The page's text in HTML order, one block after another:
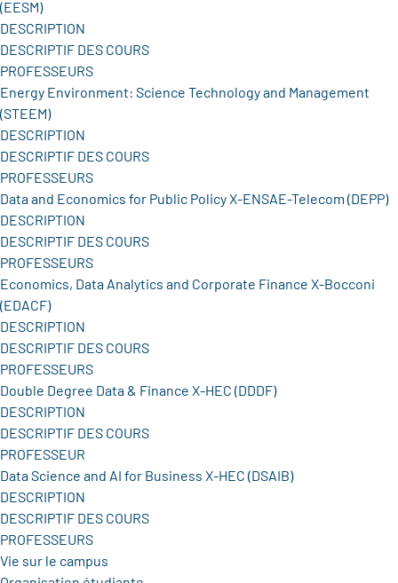
(EESM)
DESCRIPTION
DESCRIPTIF DES COURS
PROFESSEURS
Energy Environment: Science Technology and Management
(STEEM)
DESCRIPTION
DESCRIPTIF DES COURS
PROFESSEURS
Data and Economics for Public Policy X-ENSAE-Telecom (DEPP)
DESCRIPTION
DESCRIPTIF DES COURS
PROFESSEURS
Economics, Data Analytics and Corporate Finance X-Bocconi
(EDACF)
DESCRIPTION
DESCRIPTIF DES COURS
PROFESSEURS
Double Degree Data & Finance X-HEC (DDDF)
DESCRIPTION
DESCRIPTIF DES COURS
PROFESSEUR
Data Science and AI for Business X-HEC (DSAIB)
DESCRIPTION
DESCRIPTIF DES COURS
PROFESSEURS
Vie sur le campus